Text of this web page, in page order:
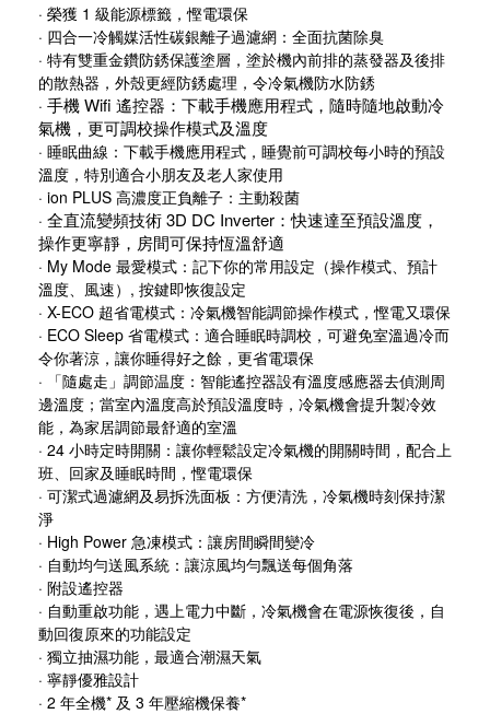
· 榮獲 1 級能源標籤，慳電環保
· 四合一冷觸媒活性碳銀離子過濾網：全面抗菌除臭
· 特有雙重金鑽防銹保護塗層，塗於機內前排的蒸發器及後排
的散熱器，外殼更經防銹處理，令冷氣機防水防銹
· 手機 Wifi 遙控器：下載手機應用程式，隨時隨地啟動冷
氣機，更可調校操作模式及溫度
· 睡眠曲線：下載手機應用程式，睡覺前可調校每小時的預設
溫度，特別適合小朋友及老人家使用
· ion PLUS 高濃度正負離子：主動殺菌
· 全直流變頻技術 3D DC Inverter：快速達至預設溫度，
操作更寧靜，房間可保持恆溫舒適
· My Mode 最愛模式：記下你的常用設定（操作模式、預計
溫度、風速）, 按鍵即恢復設定
· X-ECO 超省電模式：冷氣機智能調節操作模式，慳電又環保
· ECO Sleep 省電模式：適合睡眠時調校，可避免室溫過冷而
令你著涼，讓你睡得好之餘，更省電環保
· 「隨處走」調節温度：智能遙控器設有溫度感應器去偵測周
邊溫度；當室內溫度高於預設溫度時，冷氣機會提升製冷效
能，為家居調節最舒適的室溫
· 24 小時定時開關：讓你輕鬆設定冷氣機的開關時間，配合上
班、回家及睡眠時間，慳電環保
· 可潔式過濾網及易拆洗面板：方便清洗，冷氣機時刻保持潔
淨
· High Power 急凍模式：讓房間瞬間變冷
· 自動均勻送風系統：讓涼風均勻飄送每個角落
· 附設遙控器
· 自動重啟功能，遇上電力中斷，冷氣機會在電源恢復後，自
動回復原來的功能設定
· 獨立抽濕功能，最適合潮濕天氣
· 寧靜優雅設計
· 2 年全機* 及 3 年壓縮機保養*